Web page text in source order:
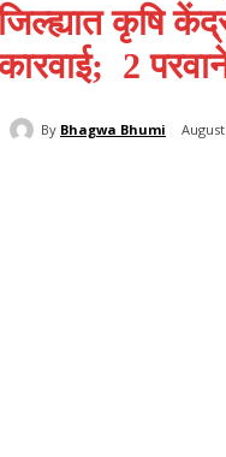
कृषि
2
By Bhagwa Bhumi